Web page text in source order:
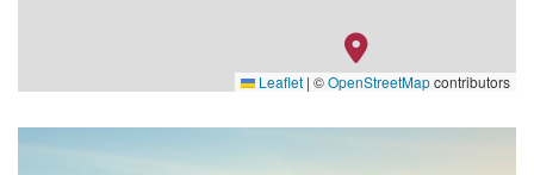
Leaflet | ©OpenStreetMapcontributors